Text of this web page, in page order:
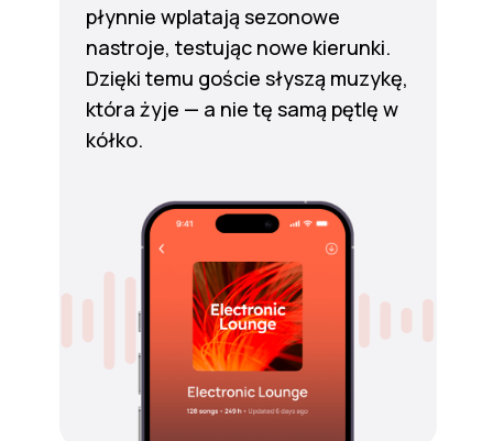
płynnie wplatają sezonowe
nastroje, testując nowe kierunki.
Dzięki temu goście słyszą muzykę,
która żyje — a nie tę samą pętlę w
kółko.